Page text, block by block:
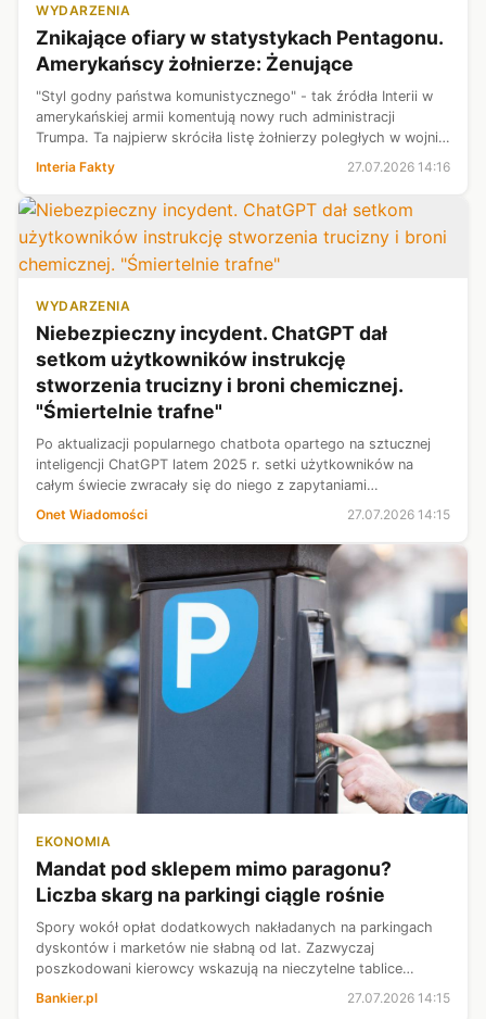
WYDARZENIA
Znikające ofiary w statystykach Pentagonu.
Amerykańscy żołnierze: Żenujące
"Styl godny państwa komunistycznego" - tak źródła Interii w
amerykańskiej armii komentują nowy ruch administracji
Trumpa. Ta najpierw skróciła listę żołnierzy poległych w wojnie
- umieścić ...
Interia Fakty 27.07.2026 14:16
WYDARZENIA
Niebezpieczny incydent. ChatGPT dał
setkom użytkowników instrukcję
stworzenia trucizny i broni chemicznej.
"Śmiertelnie trafne"
Po aktualizacji popularnego chatbota opartego na sztucznej
inteligencji ChatGPT latem 2025 r. setki użytkowników na
całym świecie zwracały się do niego z zapytaniami
dotyczącymi tworzenia i stosowania broni biologicznej oraz
Onet Wiadomości 27.07.2026 14:15
EKONOMIA
Mandat pod sklepem mimo paragonu?
Liczba skarg na parkingi ciągle rośnie
Spory wokół opłat dodatkowych nakładanych na parkingach
dyskontów i marketów nie słabną od lat. Zazwyczaj
poszkodowani kierowcy wskazują na nieczytelne tablice
portalu dlahandlu.pl zwróciła si...
Bankier.pl 27.07.2026 14:15